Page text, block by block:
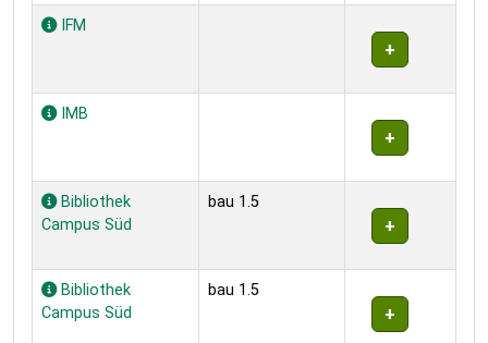
IFM
IMB
Bibliothek
Campus Süd
bau 1.5
Bibliothek
Campus Süd
bau 1.5